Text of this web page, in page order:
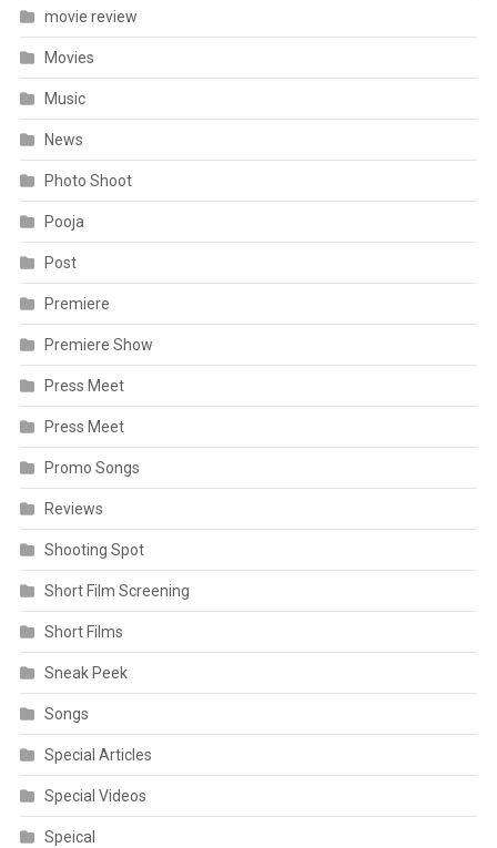
movie review
Movies
Music
News
Photo Shoot
Pooja
Post
Premiere
Premiere Show
Press Meet
Press Meet
Promo Songs
Reviews
Shooting Spot
Short Film Screening
Short Films
Sneak Peek
Songs
Special Articles
Special Videos
Speical